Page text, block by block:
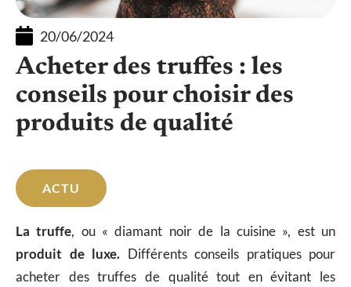
20/06/2024
Acheter des truffes : les
conseils pour choisir des
produits de qualité
ACTU
La truffe, ou « diamant noir de la cuisine », est un
produit de luxe. Différents conseils pratiques pour
acheter des truffes de qualité tout en évitant les